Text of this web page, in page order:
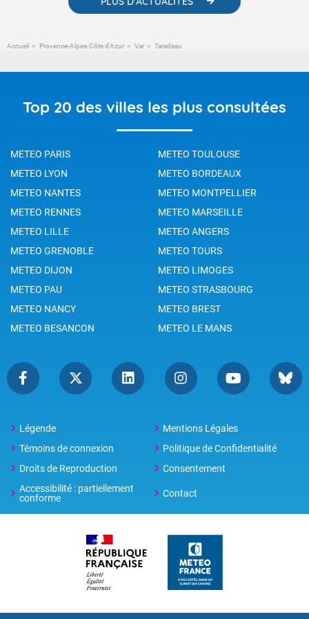
Accueil Provence-Alpes-Côte d'Azur Var Taradeau
Top 20 des villes les plus consultées
METEO PARIS
METEO TOULOUSE
METEO LYON
METEO BORDEAUX
METEO NANTES
METEO MONTPELLIER
METEO RENNES
METEO MARSEILLE
METEO LILLE
METEO ANGERS
METEO GRENOBLE
METEO TOURS
METEO DIJON
METEO LIMOGES
METEO PAU
METEO STRASBOURG
METEO NANCY
METEO BREST
METEO BESANCON
METEO LE MANS
Légende
Mentions Légales
Témoins de connexion
Politique de Confidentialité
Droits de Reproduction
Consentement
Accessibilité : partiellement
conforme
Contact